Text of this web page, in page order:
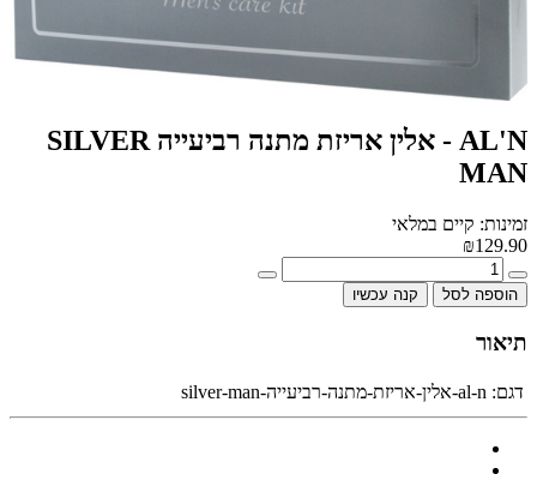
AL'N - אלין אריזת מתנה רביעייה SILVER
MAN
זמינות: קיים במלאי
₪129.90
הוספה לסל קנה עכשיו
תיאור
דגם: al-n-אלין-אריזת-מתנה-רביעייה-silver-man